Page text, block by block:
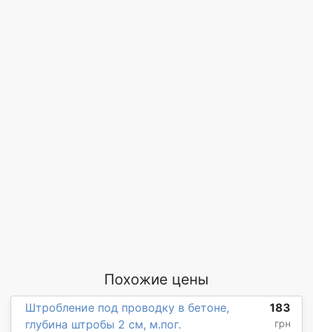
Похожие цены
Штробление под проводку в бетоне,
глубина штробы 2 см, м.пог.
183
грн